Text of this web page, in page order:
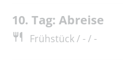
10. Tag: Abreise
Frühstück / - / -